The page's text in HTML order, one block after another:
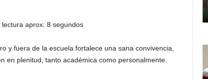
lectura aprox: 8 segundos
y fuera de la escuela fortalece una sana convivencia,
en plenitud, tanto académica como personalmente.